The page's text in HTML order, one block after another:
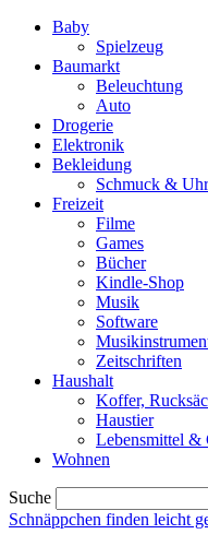
Baby
Spielzeug
Baumarkt
Beleuchtung
Auto
Drogerie
Elektronik
Bekleidung
Schmuck &
Freizeit
Filme
Games
Bücher
Kindle-Shop
Musik
Software
Zeitschriften
Haushalt
Koffer,
Haustier
Lebensmittel &
Wohnen
Suche
Schnäppchen finden leicht